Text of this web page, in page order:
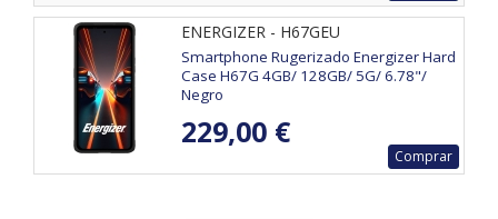
ENERGIZER - H67GEU
Smartphone Rugerizado Energizer Hard
Case H67G 4GB/ 128GB/ 5G/ 6.78"/
Negro
229,00 €
Comprar